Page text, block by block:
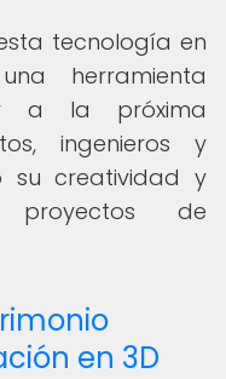
tecnología en
herramienta
a la próxima
ingenieros y
su creatividad y
de
en 3D